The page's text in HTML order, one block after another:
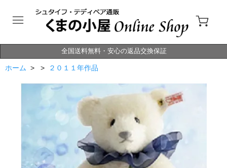
全国送料無料・安心の返品交換保証
ホーム > > ２０１１年作品